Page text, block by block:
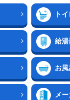
ト
給湯
お風
メ